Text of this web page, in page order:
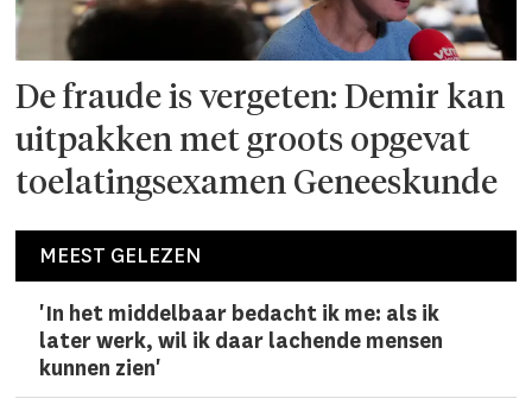
De fraude is vergeten: Demir kan
uitpakken met groots opgevat
toelatingsexamen Geneeskunde
MEEST GELEZEN
'In het middelbaar bedacht ik me: als ik
later werk, wil ik daar lachen­de mensen
kunnen zien'